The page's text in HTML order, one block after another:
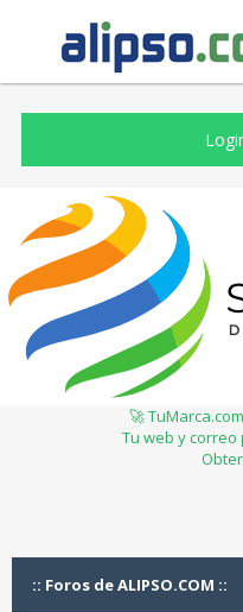
🚀
Tu web y
:: Foros de ALIPSO.COM ::